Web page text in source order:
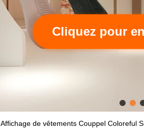
Cliquez pour
Affichage de vêtements Couppel Coloreful